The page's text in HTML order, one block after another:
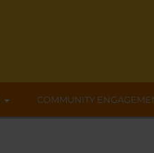
COMMUNITY